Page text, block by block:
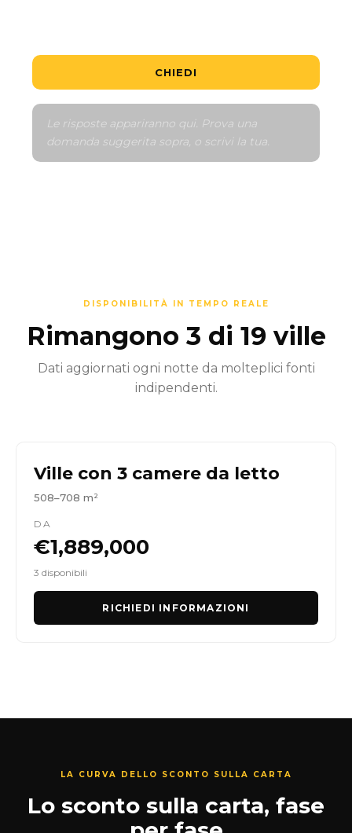
CHIEDI
Le risposte appariranno qui. Prova una
domanda suggerita sopra, o scrivi la tua.
DISPONIBILITÀ IN TEMPO REALE
Rimangono 3 di 19 ville
Dati aggiornati ogni notte da molteplici fonti
indipendenti.
Ville con 3 camere da letto
508–708 m²
DA
€1,889,000
3 disponibili
RICHIEDI INFORMAZIONI
LA CURVA DELLO SCONTO SULLA CARTA
Lo sconto sulla carta, fase